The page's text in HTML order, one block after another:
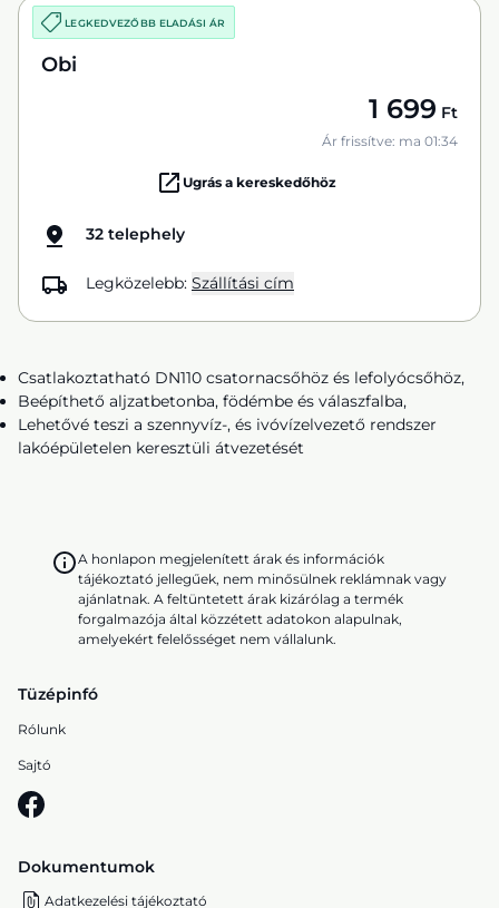
LEGKEDVEZŐBB ELADÁSI ÁR
Obi
1 699 Ft
Ár frissítve: ma 01:34
Ugrás a kereskedőhöz
32 telephely
Legközelebb: Szállítási cím
Csatlakoztatható DN110 csatornacsőhöz és lefolyócsőhöz,
Beépíthető aljzatbetonba, födémbe és válaszfalba,
Lehetővé teszi a szennyvíz-, és ivóvízelvezető rendszer
lakóépületelen keresztüli átvezetését
A honlapon megjelenített árak és információk
tájékoztató jellegűek, nem minősülnek reklámnak vagy
ajánlatnak. A feltüntetett árak kizárólag a termék
forgalmazója által közzétett adatokon alapulnak,
amelyekért felelősséget nem vállalunk.
Tüzépinfó
Rólunk
Sajtó
Dokumentumok
Adatkezelési tájékoztató